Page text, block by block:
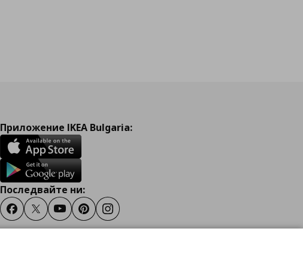
Приложение IKEA Bulgaria:
Последвайте ни:
FacebookTwitterYoutubePinterestInstagram